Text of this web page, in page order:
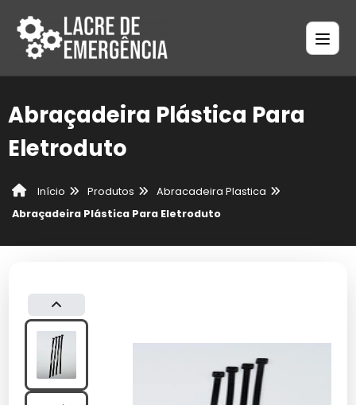
Abraçadeira Plástica Para
Eletroduto
Início Produtos
Abracadeira Plastica
Abraçadeira Plástica Para Eletroduto